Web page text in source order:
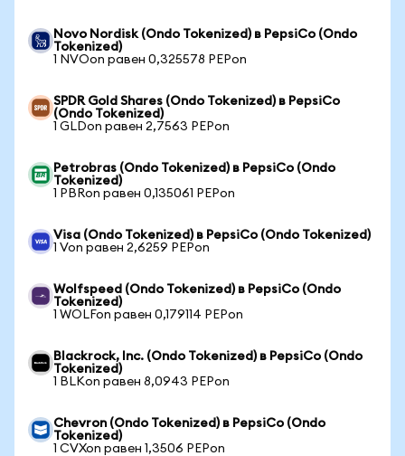
Novo Nordisk (Ondo Tokenized) в PepsiCo (Ondo
Tokenized)
1 NVOon равен 0,325578 PEPon
SPDR Gold Shares (Ondo Tokenized) в PepsiCo
(Ondo Tokenized)
1 GLDon равен 2,7563 PEPon
Petrobras (Ondo Tokenized) в PepsiCo (Ondo
Tokenized)
1 PBRon равен 0,135061 PEPon
Visa (Ondo Tokenized) в PepsiCo (Ondo Tokenized)
1 Von равен 2,6259 PEPon
Wolfspeed (Ondo Tokenized) в PepsiCo (Ondo
Tokenized)
1 WOLFon равен 0,179114 PEPon
Blackrock, Inc. (Ondo Tokenized) в PepsiCo (Ondo
Tokenized)
1 BLKon равен 8,0943 PEPon
Chevron (Ondo Tokenized) в PepsiCo (Ondo
Tokenized)
1 CVXon равен 1,3506 PEPon